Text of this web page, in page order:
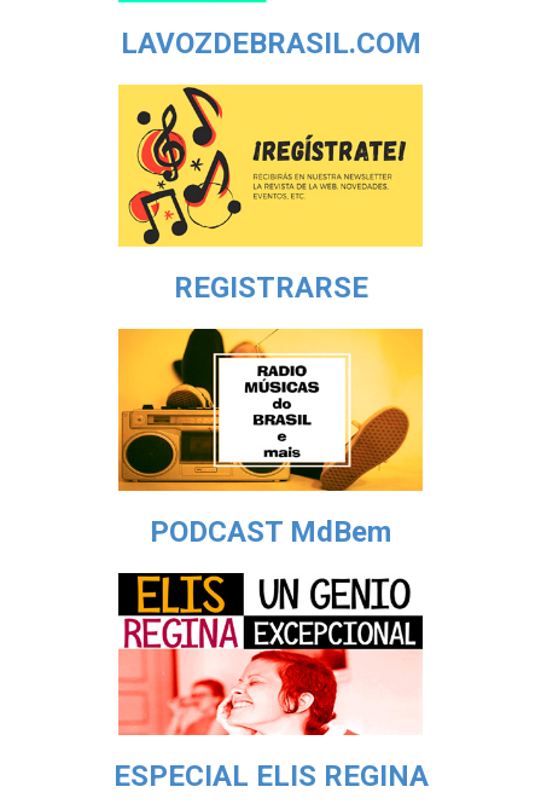
LAVOZDEBRASIL.COM
REGISTRARSE
PODCAST MdBem
ESPECIAL ELIS REGINA